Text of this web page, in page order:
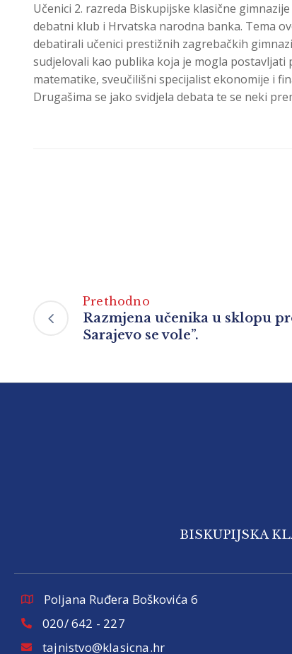
Učenici 2. razreda Biskupijske klasične
debatni klub i Hrvatska narodna banka. Tema
debatirali učenici prestižnih zagrebačkih
sudjelovali kao publika koja je mogla
matematike, sveučilišni specijalist ekonomije i
Drugašima se jako svidjela debata te se neki
Prethodno
Razmjena učenika u sklopu
Sarajevo se vole”.
BISKUPIJSKA
Poljana Ruđera Boškovića 6
020/ 642 - 227
tajnistvo@klasicna.hr